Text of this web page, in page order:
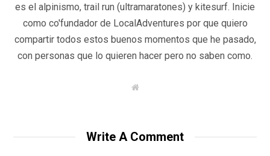
es el alpinismo, trail run (ultramaratones) y kitesurf. Inicie
como co'fundador de LocalAdventures por que quiero
compartir todos estos buenos momentos que he pasado,
con personas que lo quieren hacer pero no saben como.
W
e
Write A Comment